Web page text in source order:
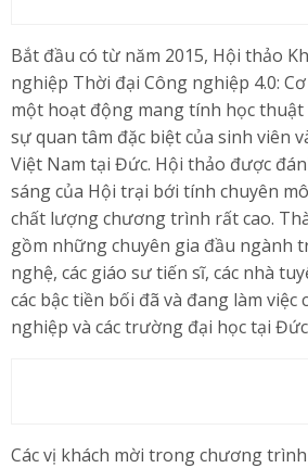
Bắt đầu có từ năm 2015, Hội thảo
nghiệp Thời đại Công nghiệp 4.0:
một hoạt động mang tính học
sự quan tâm đặc biệt của sinh viên
Việt Nam tại Đức. Hội thảo được
sáng của Hội trại bới tính chuyên
chất lượng chương trình rất cao.
gồm những chuyên gia đầu ngành
nghệ, các giáo sư tiến sĩ, các nhà
các bậc tiền bối đã và đang làm việc
nghiệp và các trường đại học tại
Các vị khách mời trong chương